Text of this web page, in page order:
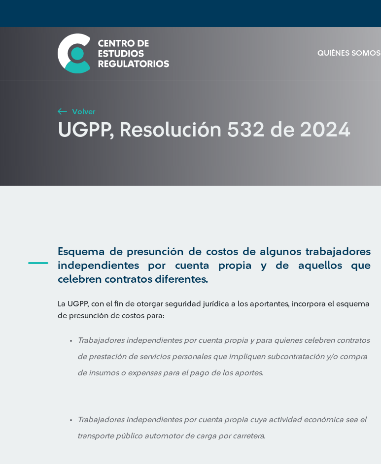
QUIÉNES SOMOS
Seleccione país
Buscar
Volver
UGPP, Resolución 532 de 2024
Esquema de presunción de costos de algunos trabajadores
independientes por cuenta propia y de aquellos que
celebren contratos diferentes.
La UGPP, con el fin de otorgar seguridad jurídica a los aportantes, incorpora el esquema
de presunción de costos para:
Trabajadores independientes por cuenta propia y para quienes celebren contratos
de prestación de servicios personales que impliquen subcontratación y/o compra
de insumos o expensas para el pago de los aportes.
Trabajadores independientes por cuenta propia cuya actividad económica sea el
transporte público automotor de carga por carretera.